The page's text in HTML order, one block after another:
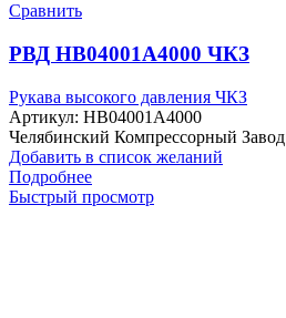
Сравнить
РВД HB04001A4000 ЧКЗ
Рукава высокого давления ЧКЗ
Артикул: HB04001A4000
Челябинский Компрессорный Завод
Добавить в список желаний
Подробнее
Быстрый просмотр